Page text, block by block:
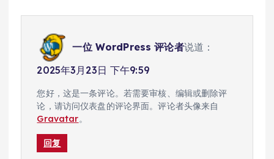
一位 WordPress 评论者说道：
2025年3月23日 下午9:59
您好，这是一条评论。若需要审核、编辑或删除评
论，请访问仪表盘的评论界面。评论者头像来自
Gravatar。
回复